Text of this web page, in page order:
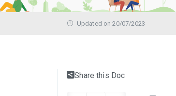
Updated on 20/07/2023
Share this Doc